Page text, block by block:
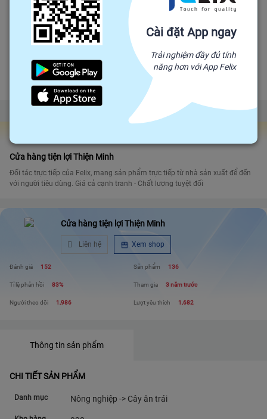
Cửa hàng tiện lợi Thiện Minh, không gồm các sản
phẩm đã áp dụng voucher khác.
1,350,000₫
Hết hàng
Cửa hàng tiện lợi Thiện Minh
Đối tác trực tiếp của Felix, mang sản phẩm trực tiếp từ nhà sản xuất để đến
với người tiêu dùng. Giá cả cạnh tranh - Chất lượng tuyệt đối
Cửa hàng tiện lợi Thiện Minh
Liên hệ Xem shop
Đánh giá 152 Sản phẩm 136
Tỉ lệ phản hồi 83% Tham gia 3 năm trước
Người theo dõi 1,986 Lượt yêu thích 1,682
Thông tin sản phẩm
CHI TIẾT SẢN PHẨM
Danh mục Nông nghiệp -> Cây ăn trái
Cài đặt App ngay
Trải nghiệm đầy đủ tính
năng hơn với App Felix